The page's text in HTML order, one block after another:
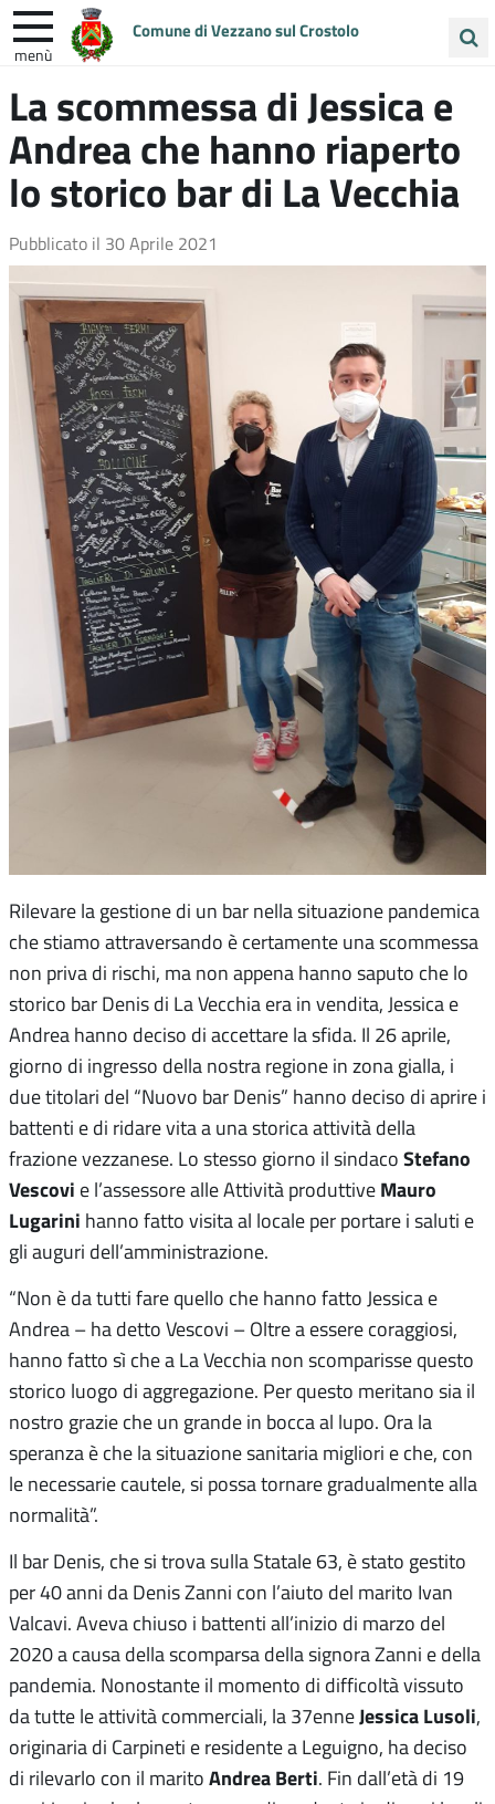
Comune di Vezzano sul Crostolo
menù
nel
sito
VIVI VEZZANO
UNIONE COLLINE MATILDICHE
La scommessa di Jessica e
Andrea che hanno riaperto
lo storico bar di La Vecchia
Pubblicato il 30 Aprile 2021
Rilevare la gestione di un bar nella situazione pandemica
che stiamo attraversando è certamente una scommessa
non priva di rischi, ma non appena hanno saputo che lo
storico bar Denis di La Vecchia era in vendita, Jessica e
Andrea hanno deciso di accettare la sfida. Il 26 aprile,
giorno di ingresso della nostra regione in zona gialla, i
due titolari del “Nuovo bar Denis” hanno deciso di aprire i
battenti e di ridare vita a una storica attività della
frazione vezzanese. Lo stesso giorno il sindaco Stefano
Vescovi e l’assessore alle Attività produttive Mauro
Lugarini hanno fatto visita al locale per portare i saluti e
gli auguri dell’amministrazione.
“Non è da tutti fare quello che hanno fatto Jessica e
Andrea – ha detto Vescovi – Oltre a essere coraggiosi,
hanno fatto sì che a La Vecchia non scomparisse questo
storico luogo di aggregazione. Per questo meritano sia il
nostro grazie che un grande in bocca al lupo. Ora la
speranza è che la situazione sanitaria migliori e che, con
le necessarie cautele, si possa tornare gradualmente alla
normalità”.
Il bar Denis, che si trova sulla Statale 63, è stato gestito
per 40 anni da Denis Zanni con l’aiuto del marito Ivan
Valcavi. Aveva chiuso i battenti all’inizio di marzo del
2020 a causa della scomparsa della signora Zanni e della
pandemia. Nonostante il momento di difficoltà vissuto
da tutte le attività commerciali, la 37enneJessica Lusoli,
originaria di Carpineti e residente a Leguigno, ha deciso
di rilevarlo con il marito Andrea Berti. Fin dall’età di 19